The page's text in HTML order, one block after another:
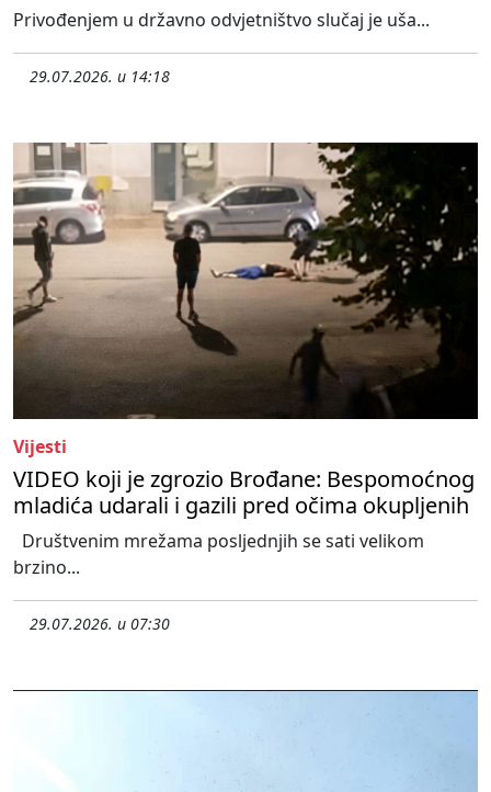
Privođenjem u državno odvjetništvo slučaj je uša...
29.07.2026. u 14:18
Vijesti
VIDEO koji je zgrozio Brođane: Bespomoćnog
mladića udarali i gazili pred očima okupljenih
Društvenim mrežama posljednjih se sati velikom
brzino...
29.07.2026. u 07:30